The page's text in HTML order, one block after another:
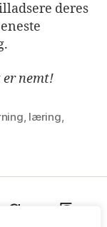
deres
er nemt!
læring